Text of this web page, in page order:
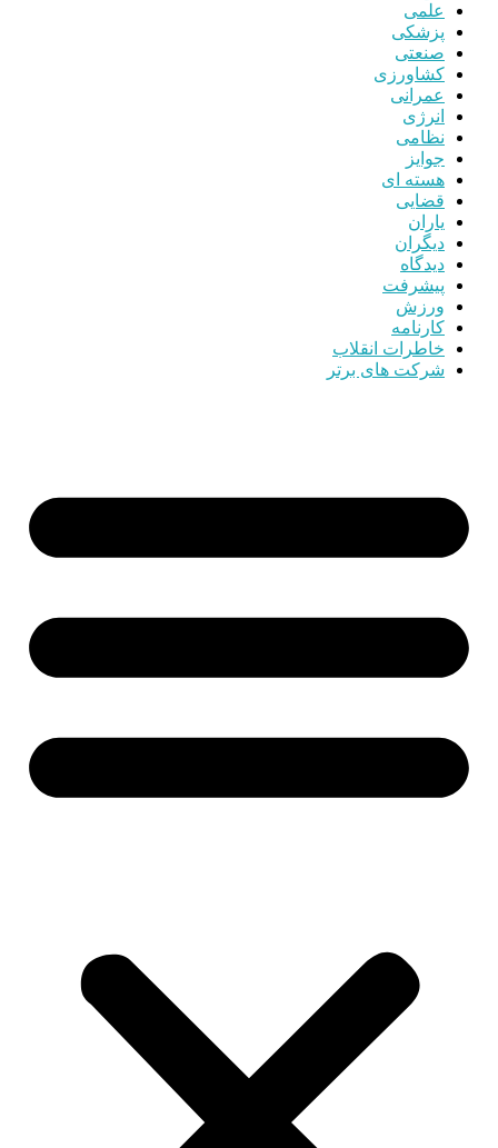
علمی
پزشکی
صنعتی
کشاورزی
عمرانی
انرژی
نظامی
جوایز
هسته ای
قضایی
یاران
دیگران
دیدگاه
پیشرفت
ورزش
کارنامه
خاطرات انقلاب
شرکت های برتر